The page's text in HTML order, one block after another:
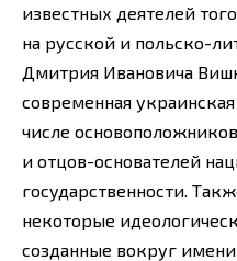
известных деятелей
на русской и польско-
Дмитрия Ивановича
современная
числе
и отцов-основателей
государственности.
некоторые
созданные вокруг